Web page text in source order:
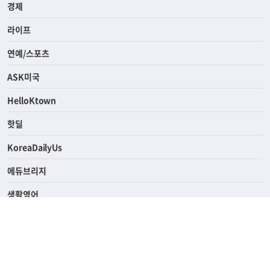
사회
경제
라이프
연예/스포츠
ASK미국
HelloKtown
핫딜
KoreaDailyUs
에듀브리지